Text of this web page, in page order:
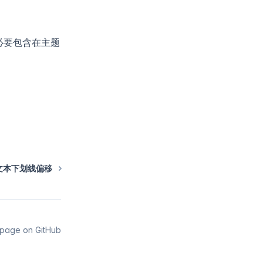
要包含在主题
本下划线偏移
on GitHub